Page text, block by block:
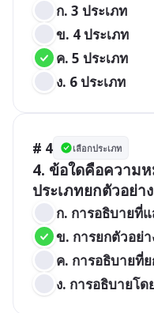
ก. 3 ประเภท
ข. 4 ประเภท
ค. 5 ประเภท
ง. 6 ประเภท
# 4 เลือกประเภท
4. ข้อใดคือความ
ประเภทยกตัวอย่าง
ก. การอธิบายที่
ข. การยกตัวอย่
ค. การอธิบายที่
ง. การอธิบายโ